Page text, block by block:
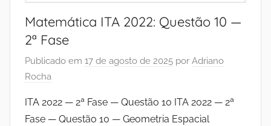
Matemática ITA 2022: Questão 10 —
2ª Fase
Publicado em 17 de agosto de 2025 por Adriano
Rocha
ITA 2022 — 2ª Fase — Questão 10 ITA 2022 — 2ª
Fase — Questão 10 — Geometria Espacial